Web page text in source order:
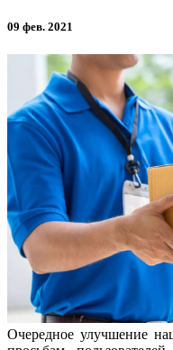
09 фев. 2021
Очередное улучшение